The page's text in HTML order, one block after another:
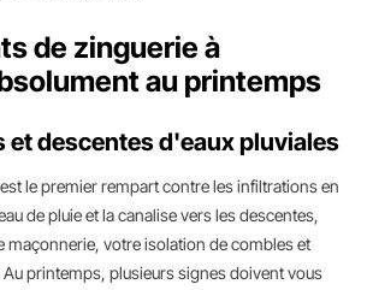
de zinguerie à
au printemps
et descentes d'eaux pluviales
est le premier rempart contre les infiltrations en
de pluie et la canalise vers les descentes,
maçonnerie, votre isolation de combles et
printemps, plusieurs signes doivent vous